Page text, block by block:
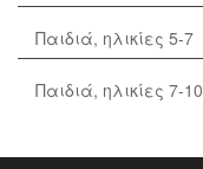
Παιδιά, ηλικίες 5-7
Παιδιά, ηλικίες 7-10